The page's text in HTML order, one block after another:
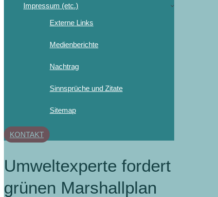
Impressum (etc.)
Externe Links
Medienberichte
Nachtrag
Sinnsprüche und Zitate
Sitemap
KONTAKT
Umweltexperte fordert
grünen Marshallplan